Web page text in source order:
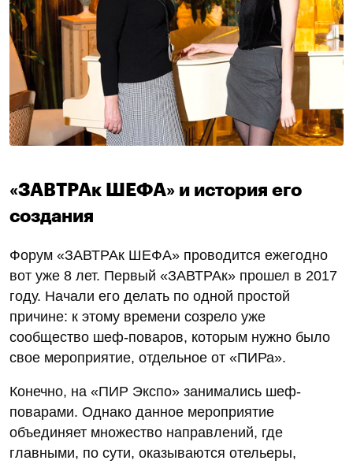
«ЗАВТРАк ШЕФА» и история его
создания
Форум «ЗАВТРАк ШЕФА» проводится ежегодно
вот уже 8 лет. Первый «ЗАВТРАк» прошел в 2017
году. Начали его делать по одной простой
причине: к этому времени созрело уже
сообщество шеф-поваров, которым нужно было
свое мероприятие, отдельное от «ПИРа».
Конечно, на «ПИР Экспо» занимались шеф-
поварами. Однако данное мероприятие
объединяет множество направлений, где
главными, по сути, оказываются отельеры,